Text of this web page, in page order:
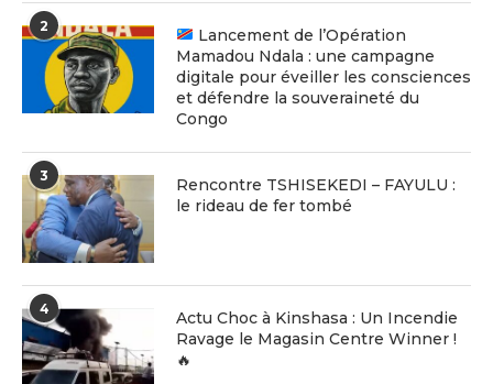
2
Lancement de l’Opération
Mamadou Ndala : une campagne
digitale pour éveiller les consciences
et défendre la souveraineté du
Congo
3
Rencontre TSHISEKEDI – FAYULU :
le rideau de fer tombé
4
Actu Choc à Kinshasa : Un Incendie
Ravage le Magasin Centre Winner !
🔥